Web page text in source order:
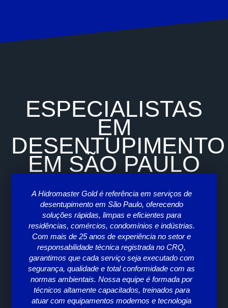
ESPECIALISTAS
EM
DESENTUPIMENTO
EM SÃO PAULO
A Hidromaster Gold é referência em serviços de
desentupimento em São Paulo, oferecendo
soluções rápidas, limpas e eficientes para
residências, comércios, condomínios e indústrias.
Com mais de 25 anos de experiência no setor e
responsabilidade técnica registrada no CRQ,
garantimos que cada serviço seja executado com
segurança, qualidade e total conformidade com as
normas ambientais. Nossa equipe é formada por
técnicos altamente capacitados, treinados para
atuar com equipamentos modernos e tecnologia